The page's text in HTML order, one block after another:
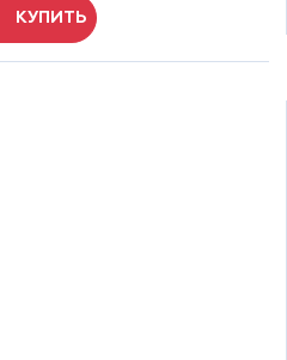
КУПИТЬ